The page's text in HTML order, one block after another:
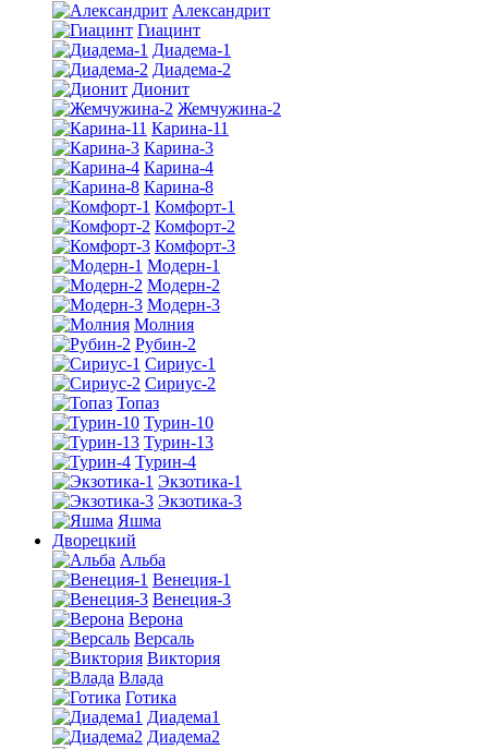
Алекcандрит
Гиацинт
Диадема-1
Диадема-2
Дионит
Жемчужина-2
Карина-11
Карина-3
Карина-4
Карина-8
Комфорт-1
Комфорт-2
Комфорт-3
Модерн-1
Модерн-2
Модерн-3
Молния
Рубин-2
Сириус-1
Сириус-2
Топаз
Турин-10
Турин-13
Турин-4
Экзотика-1
Экзотика-3
Яшма
Дворецкий
Альба
Венеция-1
Венеция-3
Верона
Версаль
Виктория
Влада
Готика
Диадема1
Диадема2